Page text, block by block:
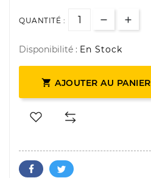
QUANTITÉ :
Disponibilité : En Stock
 AJOUTER AU PANIER